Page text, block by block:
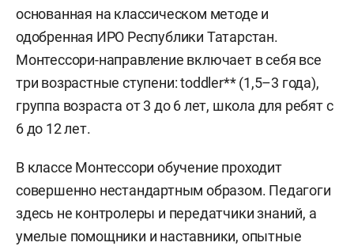
основанная на классическом методе и
одобренная ИРО Республики Татарстан.
Монтессори-направление включает в себя все
три возрастные ступени: toddler** (1,5–3 года),
группа возраста от 3 до 6 лет, школа для ребят с
6 до 12 лет.
В классе Монтессори обучение проходит
совершенно нестандартным образом. Педагоги
здесь не контролеры и передатчики знаний, а
умелые помощники и наставники, опытные